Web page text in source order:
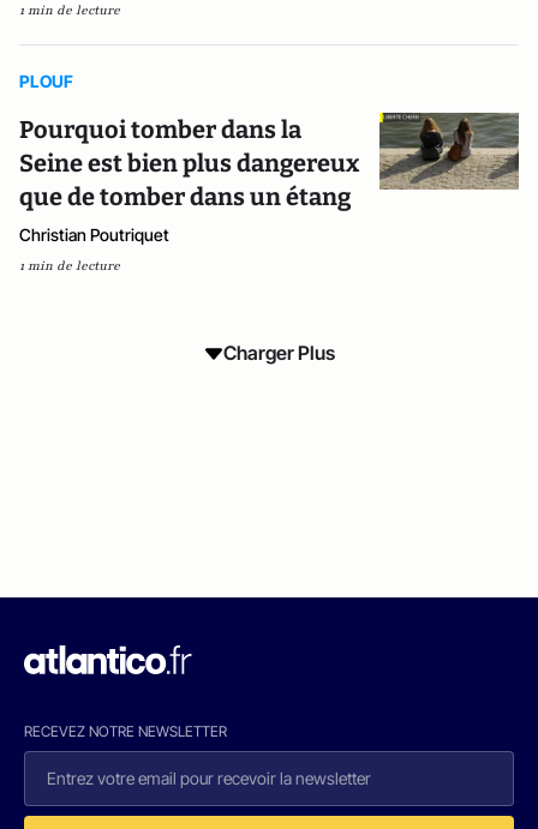
1 min de lecture
PLOUF
Pourquoi tomber dans la
Seine est bien plus dangereux
que de tomber dans un étang
Christian Poutriquet
1 min de lecture
Charger Plus
RECEVEZ NOTRE NEWSLETTER